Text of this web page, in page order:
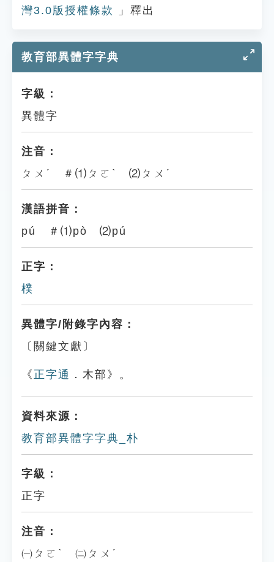
灣3.0版授權條款
」釋出
教育部異體字字典
字級：
異體字
注音：
ㄆㄨˊ ＃⑴ㄆㄛˋ ⑵ㄆㄨˊ
漢語拼音：
pú ＃⑴pò ⑵pú
正字：
樸
異體字/附錄字內容：
〔關鍵文獻〕
《 正字通 ．木部》。
資料來源：
教育部異體字字典_朴
字級：
正字
注音：
㈠ㄆㄛˋ ㈡ㄆㄨˊ